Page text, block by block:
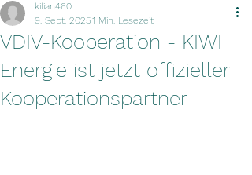
VDIV-Kooperation - KIWI
Energie ist jetzt offizieller
Kooperationspartner
kilian460
9. Sept. 20251 Min. Lesezeit